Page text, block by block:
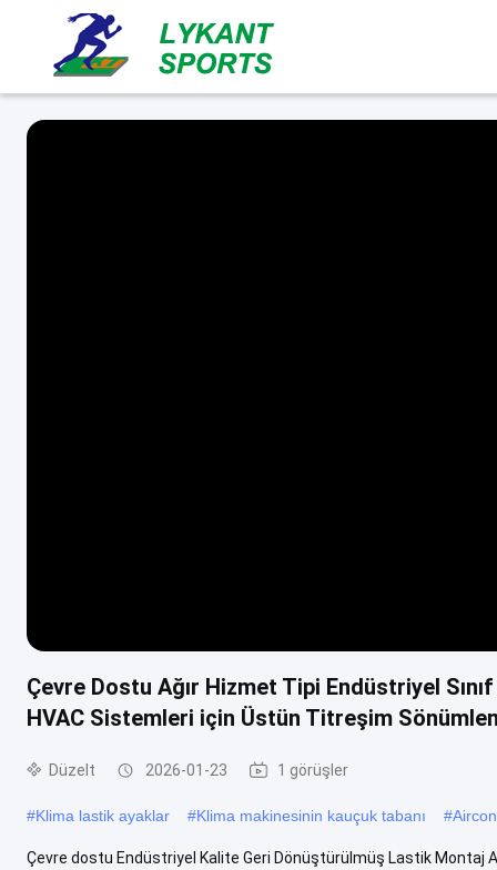
Çevre Dostu Ağır Hizmet Tipi Endüstriyel
HVAC Sistemleri için Üstün Titreşim
Düzelt 2026-01-23 1 görüşler
#Klima lastik ayaklar #Klima makinesinin kauçuk tabanı #
Çevre dostu Endüstriyel Kalite Geri Dönüştürülmüş Lastik Montaj